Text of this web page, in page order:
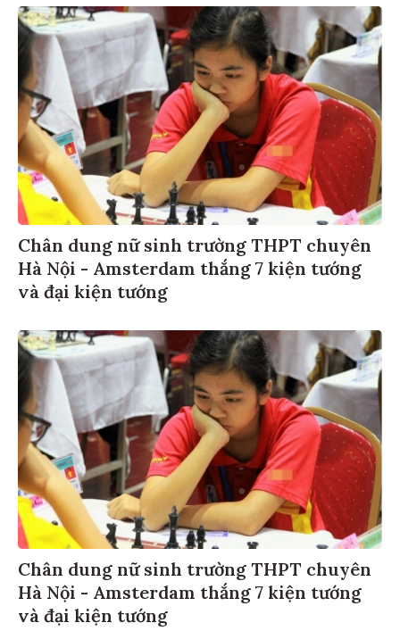
Chân dung nữ sinh trường THPT chuyên
Hà Nội - Amsterdam thắng 7 kiện tướng
và đại kiện tướng
Chân dung nữ sinh trường THPT chuyên
Hà Nội - Amsterdam thắng 7 kiện tướng
và đại kiện tướng